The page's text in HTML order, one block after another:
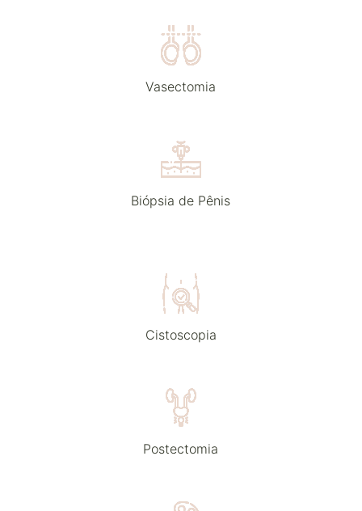
Vasectomia
Biópsia de Pênis
Cistoscopia
Postectomia